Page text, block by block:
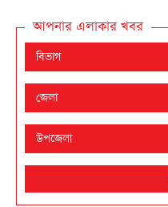
আপনার এলাকার খবর